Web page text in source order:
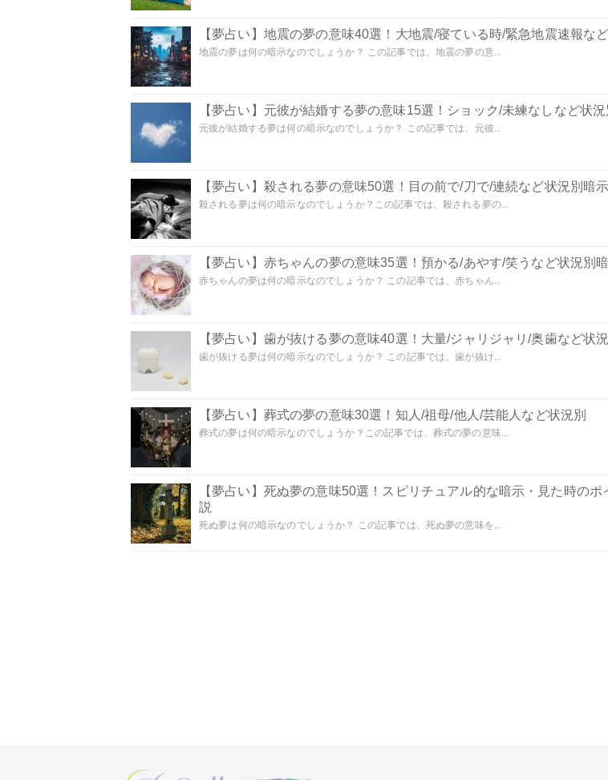
【夢占い】地震の夢の意味40選！大地震/寝ている時/緊急地震速報な
地震の夢は何の暗示なのでしょうか？ この記事では、地震の夢の意...
【夢占い】元彼が結婚する夢の意味15選！ショック/未練なしなど状況
元彼が結婚する夢は何の暗示なのでしょうか？ この記事では、元彼...
【夢占い】殺される夢の意味50選！目の前で/刀で/連続など状況別暗示
殺される夢は何の暗示なのでしょうか？この記事では、殺される夢の...
【夢占い】赤ちゃんの夢の意味35選！預かる/あやす/笑うなど状況別
赤ちゃんの夢は何の暗示なのでしょうか？ この記事では、赤ちゃん...
【夢占い】歯が抜ける夢の意味40選！大量/ジャリジャリ/奥歯など状
歯が抜ける夢は何の暗示なのでしょうか？ この記事では、歯が抜け...
【夢占い】葬式の夢の意味30選！知人/祖母/他人/芸能人など状況別
葬式の夢は何の暗示なのでしょうか？この記事では、葬式の夢の意味...
【夢占い】死ぬ夢の意味50選！スピリチュアル的な暗示・見た時のポ
説
死ぬ夢は何の暗示なのでしょうか？ この記事では、死ぬ夢の意味を...